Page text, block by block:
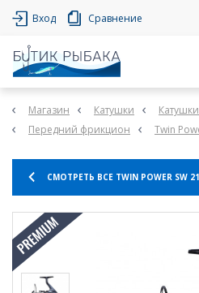
Вход Сравнение
Магазин Катушки
Передний фрикцион
Twin
СМОТРЕТЬ ВСЕ TWIN POWER SW